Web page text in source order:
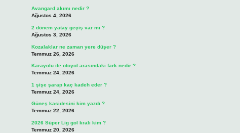
Avangard akımı nedir ?
Ağustos 4, 2026
2 dönem yatay geçiş var mı ?
Ağustos 3, 2026
Kozalaklar ne zaman yere düşer ?
Temmuz 26, 2026
Karayolu ile otoyol arasındaki fark nedir ?
Temmuz 24, 2026
1 şişe şarap kaç kadeh eder ?
Temmuz 24, 2026
Güneş kasidesini kim yazdı ?
Temmuz 22, 2026
2026 Süper Lig gol kralı kim ?
Temmuz 20, 2026